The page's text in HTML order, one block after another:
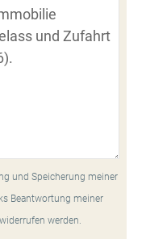
und Speicherung meiner
Beantwortung meiner
werden.